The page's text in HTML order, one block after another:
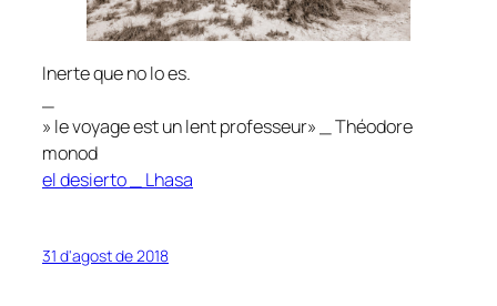
Inerte que no lo es.
» le voyage est un lent professeur» _ Théodore
monod
el desierto _ Lhasa
31 d'agost de 2018